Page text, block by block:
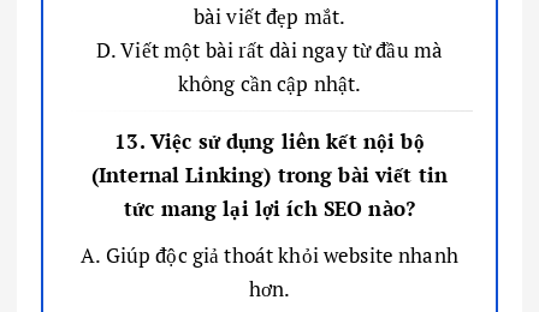
bài viết đẹp mắt.
D. Viết một bài rất dài ngay từ đầu mà
không cần cập nhật.
13. Việc sử dụng liên kết nội bộ
(Internal Linking) trong bài viết tin
tức mang lại lợi ích SEO nào?
A. Giúp độc giả thoát khỏi website nhanh
hơn.